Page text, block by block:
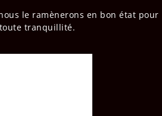
le ramènerons en bon état pour
tranquillité.